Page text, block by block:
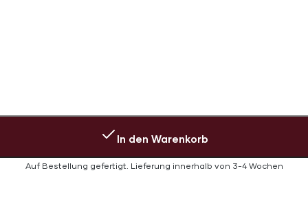
In den Warenkorb
Auf Bestellung gefertigt. Lieferung innerhalb von 3-4 Wochen